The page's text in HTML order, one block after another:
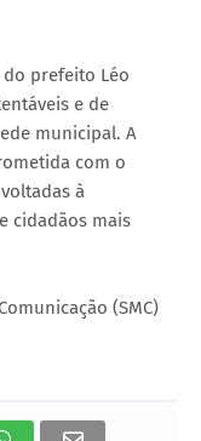
prefeito Léo
e de
municipal. A
com o
à
cidadãos mais
(SMC)